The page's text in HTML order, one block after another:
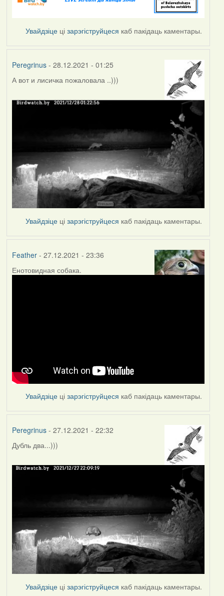
Увайдзіце цізарэгіструйцеся каб пакідаць каментары.
Peregrinus- 28.12.2021 - 01:25
А вот и лисичка пожаловала ..)))
Увайдзіце цізарэгіструйцеся каб пакідаць каментары.
Feather- 27.12.2021 - 23:36
Енотовидная собака.
Увайдзіце цізарэгіструйцеся каб пакідаць каментары.
Peregrinus- 27.12.2021 - 22:32
Дубль два...)))
Увайдзіце цізарэгіструйцеся каб пакідаць каментары.